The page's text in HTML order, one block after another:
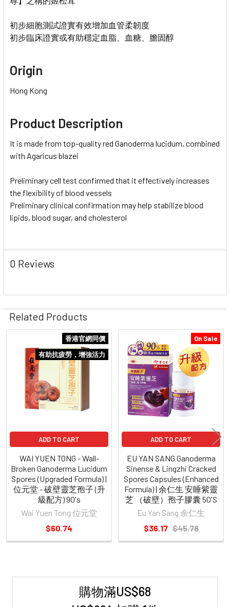
購物滿US$68
初步細胞測試證實有效增加血管柔韌度
初步臨床證實或有助穩定血脂、血糖、膽固醇
Origin
Hong Kong
Product Description
It is made from top-quality red Ganoderma lucidum, combined
with Agaricus blazei
Preliminary cell test confirmed that it effectively increases
the flexibility of blood vessels
Preliminary clinical confirmation may help stabilize blood
lipids, blood sugar, and cholesterol
0 Reviews
Related Products
Related
Products
香港官網同價
有助抗疲勞，增強活力
ADD TO CART
WAI YUEN TONG - Wall-
Broken Ganoderma Lucidum
Spores (Upgraded Formula) |
位元堂 - 破壁靈芝孢子 (升
級配方) 90's
Wai Yuen Tong 位元堂
$60.74
On Sale
ADD TO CART
EU YAN SANG Ganoderma
Sinense & Lingzhi Cracked
Spores Capsules (Enhanced
Formula) | 余仁生 安睡紫靈
芝 （破壁）孢子膠囊 50'S
Eu Yan Sang 余仁生
$36.17 $45.78